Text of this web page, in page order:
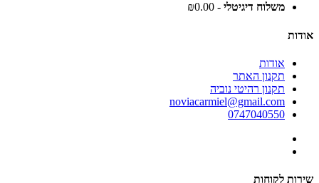
משלוח דיגיטלי - ₪0.00
אודות
אודות
תקנון האתר
תקנון רהיטי נוביה
noviacarmiel@gmail.com
0747040550
שירות לקוחות